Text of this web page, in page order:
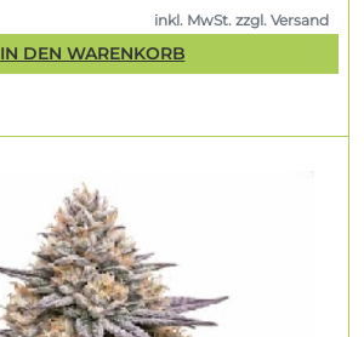
inkl. MwSt. zzgl. Versand
IN DEN WARENKORB